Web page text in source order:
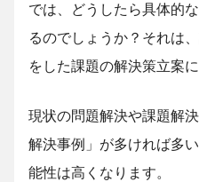
では、どうしたら具体的
るのでしょうか？それは
をした課題の解決策立案
現状の問題解決や課題解
解決事例」が多ければ多
能性は高くなります。